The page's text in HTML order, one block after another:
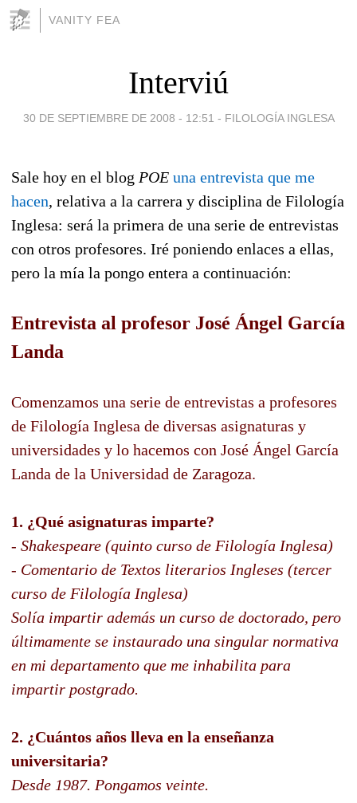
VANITY FEA
Interviú
30 DE SEPTIEMBRE DE 2008 - 12:51 - FILOLOGÍA INGLESA
Sale hoy en el blog POE una entrevista que me
hacen, relativa a la carrera y disciplina de Filología
Inglesa: será la primera de una serie de entrevistas
con otros profesores. Iré poniendo enlaces a ellas,
pero la mía la pongo entera a continuación:
Entrevista al profesor José Ángel García
Landa
Comenzamos una serie de entrevistas a profesores
de Filología Inglesa de diversas asignaturas y
universidades y lo hacemos con José Ángel García
Landa de la Universidad de Zaragoza.
1. ¿Qué asignaturas imparte?
- Shakespeare (quinto curso de Filología Inglesa)
- Comentario de Textos literarios Ingleses (tercer
curso de Filología Inglesa)
Solía impartir además un curso de doctorado, pero
últimamente se instaurado una singular normativa
en mi departamento que me inhabilita para
impartir postgrado.
2. ¿Cuántos años lleva en la enseñanza
universitaria?
Desde 1987. Pongamos veinte.